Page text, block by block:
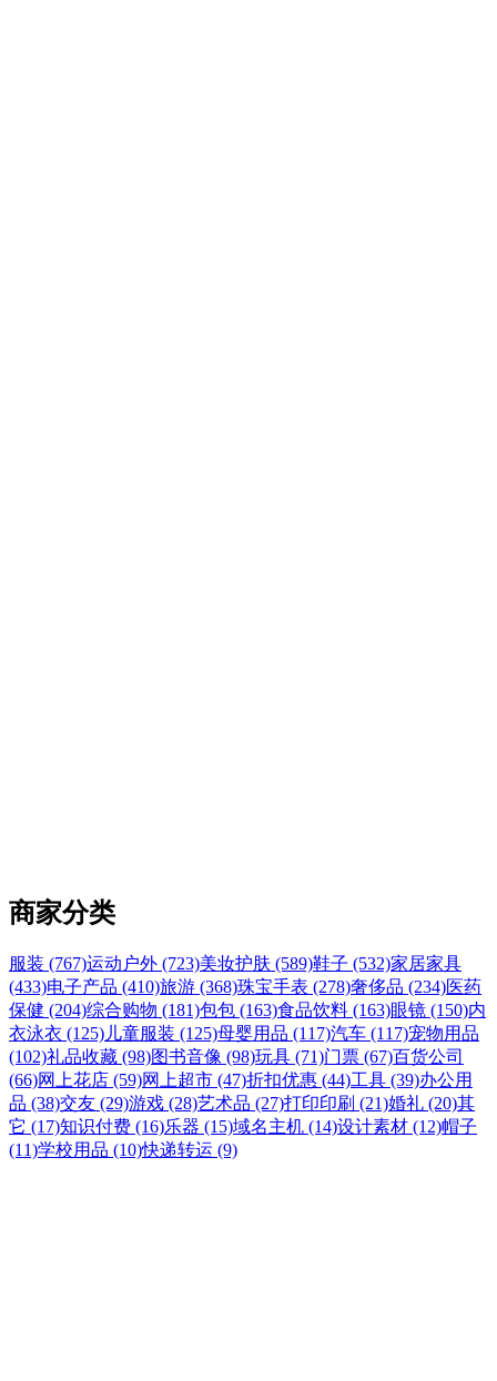
商家分类
服装 (767)运动户外 (723)美妆护肤 (589)鞋子 (532)家居家具
(433)电子产品 (410)旅游 (368)珠宝手表 (278)奢侈品 (234)医药
保健 (204)综合购物 (181)包包 (163)食品饮料 (163)眼镜 (150)内
衣泳衣 (125) 儿童服装 (125)母婴用品 (117)汽车 (117)宠物用品
(102)礼品收藏 (98)图书音像 (98)玩具 (71)门票 (67)百货公司
(66)网上花店 (59)网上超市 (47)折扣优惠 (44)工具 (39)办公用
品 (38)交友 (29)游戏 (28)艺术品 (27)打印印刷 (21)婚礼 (20)其
它 (17)知识付费 (16)乐器 (15)域名主机 (14)设计素材 (12)帽子
(11)学校用品 (10)快递转运 (9)